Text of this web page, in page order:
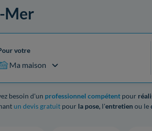
Mer
votre
Ma maison
besoin d'un professionnel compétent pour
un devis gratuit pour la pose, l'entretien ou le